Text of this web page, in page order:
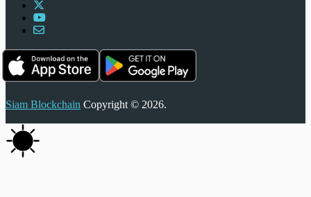
Siam Blockchain Copyright © 2026.